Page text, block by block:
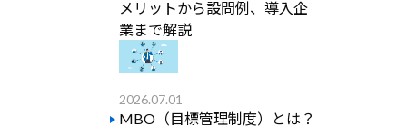
メリットから設問例、導入企
業まで解説
2026.07.01
MBO（目標管理制度）とは？